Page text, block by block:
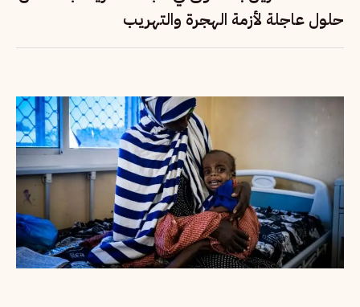
حلول عاجلة لأزمة الهجرة والتهريب